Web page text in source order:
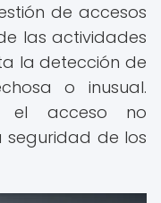
de accesos
las actividades
la detección de
o inusual.
el acceso no
de los